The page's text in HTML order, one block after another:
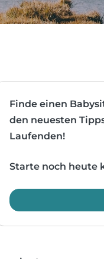
Finde einen
den neuesten
Laufenden!
Starte noch heute